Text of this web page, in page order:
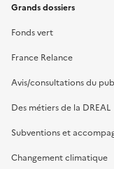
Grands dossiers
Fonds vert
France Relance
Avis/consultations du
Des métiers de la DREAL
Subventions et
Changement climatique